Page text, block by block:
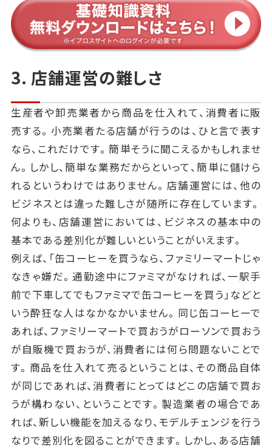
3. 店舗運営の難しさ
生産者や卸売業者から商品を仕入れて、消費者に販
売する。小売業者たる店舗が行うのは、ひと言で表す
なら、これだけです。簡単そうに聞こえるかもしれませ
ん。しかし、簡単な業務だからといって、簡単に儲けら
れるというわけではありません。店舗運営には、他の
ビジネスとは違った難しさが随所に存在しています。
何よりも、店舗運営においては、ビジネスの基本中の
基本である差別化が難しいということがいえます。
例えば、「缶コーヒーを買うなら、ファミリーマートじゃ
なきゃ嫌だ。通勤途中にファミマがなければ、一駅手
前で下車してでもファミマで缶コーヒーを買う」などと
いう酔狂な人はなかなかいません。同じ缶コーヒーで
あれば、ファミリーマートで買おうがローソンで買おう
が自販機で買おうが、消費者には何ら問題ないことで
す。商品を仕入れて売るということは、その商品自体
が同じであれば、消費者にとってはどこの店舗で買お
うが構わない、ということです。製造業者の場合であ
れば、新しい機能を加えるなり、モデルチェンジを行う
なりで差別化を図ることができます。しかし、ある店舗